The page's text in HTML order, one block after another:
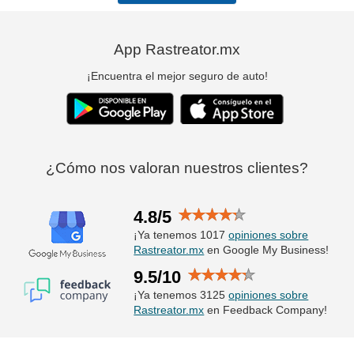
App Rastreator.mx
¡Encuentra el mejor seguro de auto!
¿Cómo nos valoran nuestros clientes?
4.8/5
¡Ya tenemos 1017opiniones sobre
Rastreator.mx en Google My Business!
9.5/10
¡Ya tenemos 3125opiniones sobre
Rastreator.mx en Feedback Company!